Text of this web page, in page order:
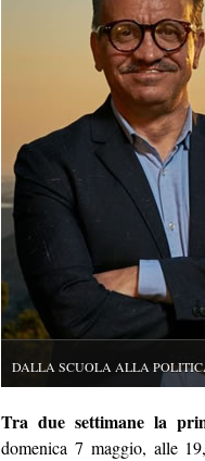
DALLA SCUOLA ALLA POLITICA
Tra due settimane la
domenica 7 maggio, alle